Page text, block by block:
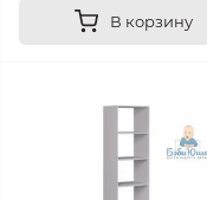
В корзину